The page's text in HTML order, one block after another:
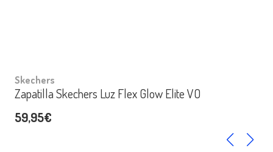
Skechers
Zapatilla Skechers Luz Flex Glow Elite VO
59,95€